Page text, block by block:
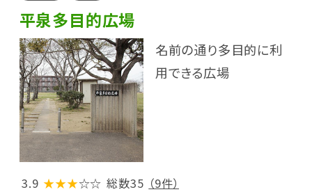
平泉多目的広場
名前の通り多目的に利
用できる広場
3.9 ★★★☆☆ 総数35 （9件）